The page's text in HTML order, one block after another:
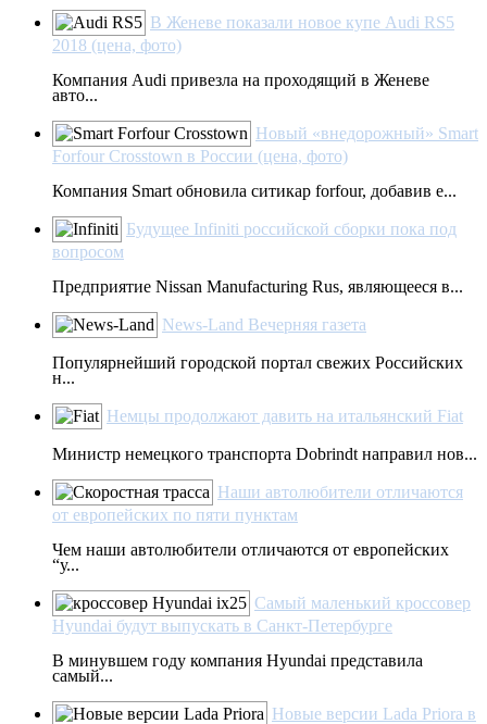
В Женеве показали новое купе Audi RS5
2018 (цена, фото)
Компания Audi привезла на проходящий в Женеве
авто...
Новый «внедорожный» Smart
Forfour Crosstown в России (цена, фото)
Компания Smart обновила ситикар forfour, добавив е...
Будущее Infiniti российской сборки пока под
вопросом
Предприятие Nissan Manufacturing Rus, являющееся в...
News-Land Вечерняя газета
Популярнейший городской портал свежих Российских
н...
Немцы продолжают давить на итальянский Fiat
Министр немецкого транспорта Dobrindt направил нов...
Наши автолюбители отличаются
от европейских по пяти пунктам
Чем наши автолюбители отличаются от европейских
“у...
Самый маленький кроссовер
Hyundai будут выпускать в Санкт-Петербурге
В минувшем году компания Hyundai представила
самый...
Новые версии Lada Priora в